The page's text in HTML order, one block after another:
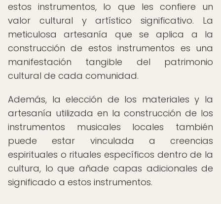
estos instrumentos, lo que les confiere un
valor cultural y artístico significativo. La
meticulosa artesanía que se aplica a la
construcción de estos instrumentos es una
manifestación tangible del patrimonio
cultural de cada comunidad.
Además, la elección de los materiales y la
artesanía utilizada en la construcción de los
instrumentos musicales locales también
puede estar vinculada a creencias
espirituales o rituales específicos dentro de la
cultura, lo que añade capas adicionales de
significado a estos instrumentos.